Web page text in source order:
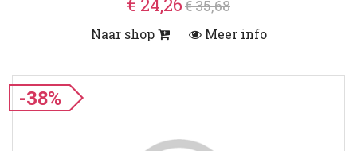
€ 35,68
Naar shop Meer info
-38%